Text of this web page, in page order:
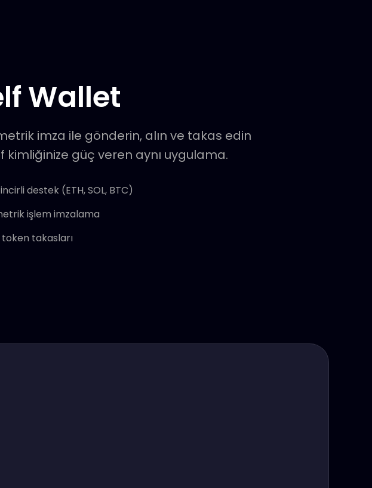
Wallet
imza ile gönderin, alın ve takas edin
kimliğinize güç veren aynı uygulama.
destek (ETH, SOL, BTC)
işlem imzalama
token takasları